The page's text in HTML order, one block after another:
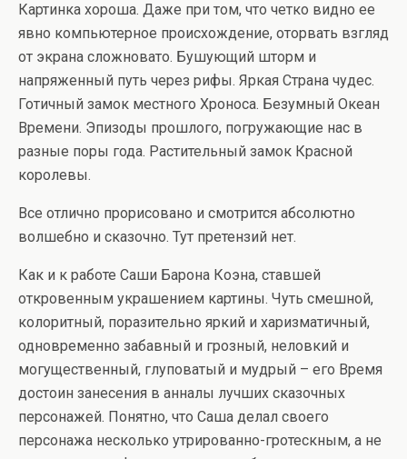
Картинка хороша. Даже при том, что четко видно ее
явно компьютерное происхождение, оторвать взгляд
от экрана сложновато. Бушующий шторм и
напряженный путь через рифы. Яркая Страна чудес.
Готичный замок местного Хроноса. Безумный Океан
Времени. Эпизоды прошлого, погружающие нас в
разные поры года. Растительный замок Красной
королевы.
Все отлично прорисовано и смотрится абсолютно
волшебно и сказочно. Тут претензий нет.
Как и к работе Саши Барона Коэна, ставшей
откровенным украшением картины. Чуть смешной,
колоритный, поразительно яркий и харизматичный,
одновременно забавный и грозный, неловкий и
могущественный, глуповатый и мудрый – его Время
достоин занесения в анналы лучших сказочных
персонажей. Понятно, что Саша делал своего
персонажа несколько утрированно-гротескным, а не